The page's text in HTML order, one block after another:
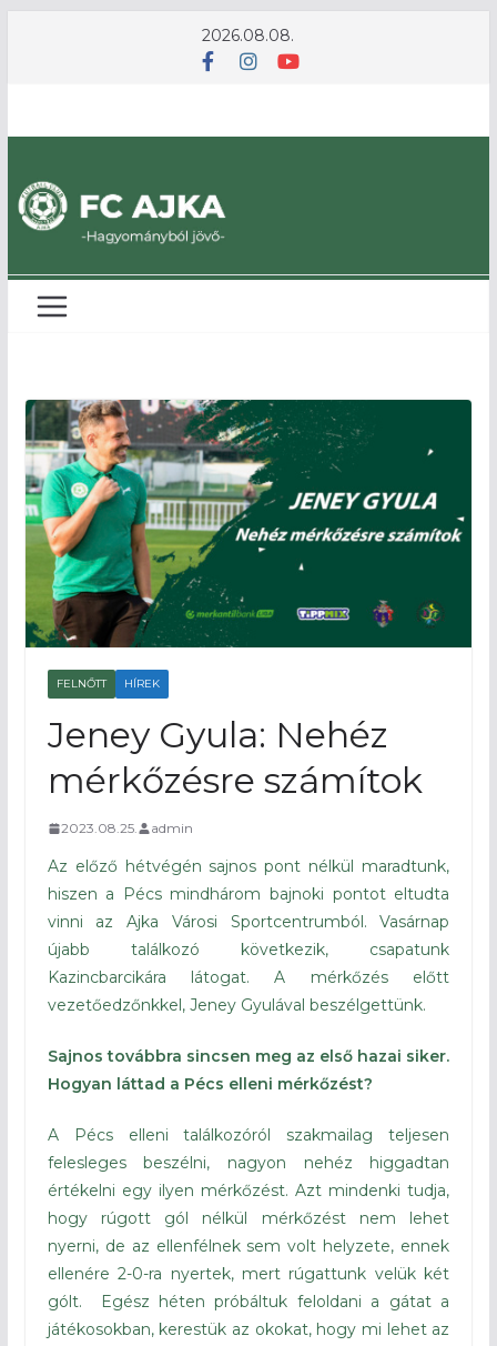
2026.08.08.
FELNŐTT HÍREK
Jeney Gyula: Nehéz
mérkőzésre számítok
2023.08.25. admin
Az előző hétvégén sajnos pont nélkül maradtunk,
hiszen a Pécs mindhárom bajnoki pontot eltudta
vinni az Ajka Városi Sportcentrumból. Vasárnap
újabb találkozó következik, csapatunk
Kazincbarcikára látogat. A mérkőzés előtt
vezetőedzőnkkel, Jeney Gyulával beszélgettünk.
Sajnos továbbra sincsen meg az első hazai siker.
Hogyan láttad a Pécs elleni mérkőzést?
A Pécs elleni találkozóról szakmailag teljesen
felesleges beszélni, nagyon nehéz higgadtan
értékelni egy ilyen mérkőzést. Azt mindenki tudja,
hogy rúgott gól nélkül mérkőzést nem lehet
nyerni, de az ellenfélnek sem volt helyzete, ennek
ellenére 2-0-ra nyertek, mert rúgattunk velük két
gólt. Egész héten próbáltuk feloldani a gátat a
játékosokban, kerestük az okokat, hogy mi lehet az